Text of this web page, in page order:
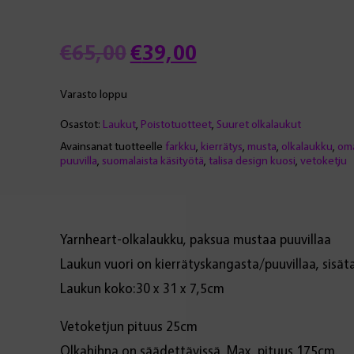
€65,00Alkuperäinen
oli:
€65,00.
€39,00Nykyinen
on:
€39,00.
Varasto loppu
Osastot: Laukut, Poistotuotteet, Suuret olkalaukut
Avainsanat tuotteelle farkku kierrätys musta olkalaukku
puuvilla suomalaista käsityötä talisa design kuosi vetoketju
Yarnheart-olkalaukku, paksua mustaa puuvillaa
Laukun vuori on kierrätyskangasta/puuvillaa,
Laukun koko:30 x 31 x 7,5cm
Vetoketjun pituus 25cm